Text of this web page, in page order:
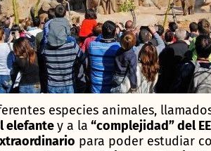
especies animales,
elefantey a la “complejidad” del
para poder estudiar